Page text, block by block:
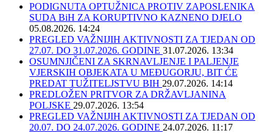
PODIGNUTA OPTUŽNICA PROTIV ZAPOSLENIKA
SUDA BiH ZA KORUPTIVNO KAZNENO DJELO
05.08.2026. 14:24
PREGLED VAŽNIJIH AKTIVNOSTI ZA TJEDAN OD
27.07. DO 31.07.2026. GODINE 31.07.2026. 13:34
OSUMNJIČENI ZA SKRNAVLJENJE I PALJENJE
VJERSKIH OBJEKATA U MEĐUGORJU, BIT ĆE
PREDAT TUŽITELJSTVU BIH 29.07.2026. 14:14
PREDLOŽEN PRITVOR ZA DRŽAVLJANINA
POLJSKE 29.07.2026. 13:54
PREGLED VAŽNIJIH AKTIVNOSTI ZA TJEDAN OD
20.07. DO 24.07.2026. GODINE 24.07.2026. 11:17